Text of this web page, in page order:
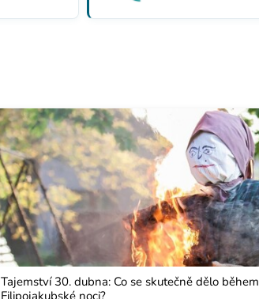
Tajemství 30. dubna: Co se skutečně dělo během